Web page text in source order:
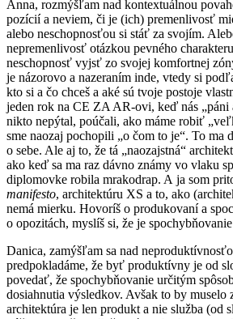
Anna, rozmýšľam nad kontextuálnou
pozícií a neviem, či je (ich) premenlivosť
alebo neschopnosťou si stáť za svojím.
nepremenlivosť otázkou pevného
neschopnosť vyjsť zo svojej komfortnej
je názorovo a nazeraním inde, vtedy si
kto si a čo chceš a aké sú tvoje postoje
jeden rok na CE ZA AR-ovi, keď nás „páni
nikto nepýtal, poúčali, ako máme robiť
sme naozaj pochopili „o čom to je“. To ma
o sebe. Ale aj to, že tá „naozajstná“
ako keď sa ma raz dávno známy vo vlaku
diplomovke robila mrakodrap. A ja som
manifesto, architektúru XS a to, ako
nemá mierku. Hovoríš o produkovaní a
o opozitách, myslíš si, že je
Danica, zamýšľam sa nad
predpokladáme, že byť produktívny je od
povedať, že spochybňovanie určitým
dosiahnutia výsledkov. Avšak to by muselo
architektúra je len produkt a nie služba (od